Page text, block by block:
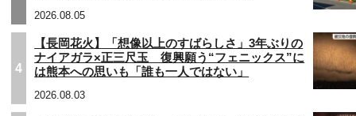
2026.08.05
4
【長岡花火】「想像以上のすばらしさ」3年ぶりの
ナイアガラ×正三尺玉 復興願う“フェニックス”に
は熊本への思いも「誰も一人ではない」
2026.08.03